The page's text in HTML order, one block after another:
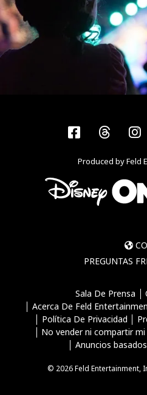
Facebook
Produced by Feld
CO
PREGUNTAS
Sala De Prensa
Acerca De Feld
Política De Privacidad
No vender ni compartir
Anuncios
© 2026 Feld Entertainment,